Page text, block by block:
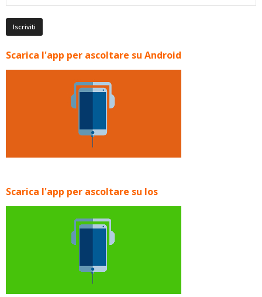
Scarica l'app per ascoltare su Android
Scarica l'app per ascoltare su Ios